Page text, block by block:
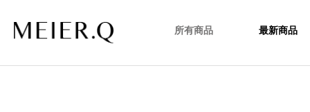
所有商品 最新商品